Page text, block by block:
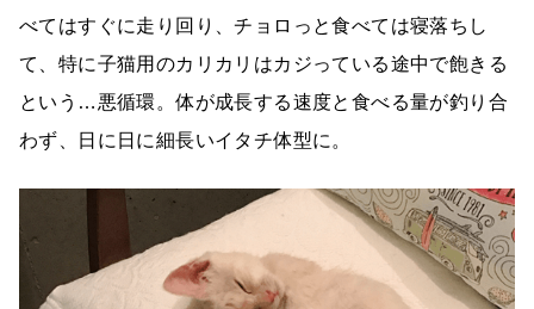
べてはすぐに走り回り、チョロっと食べては寝落ちし
て、特に子猫用のカリカリはカジっている途中で飽きる
という…悪循環。体が成長する速度と食べる量が釣り合
わず、日に日に細長いイタチ体型に。